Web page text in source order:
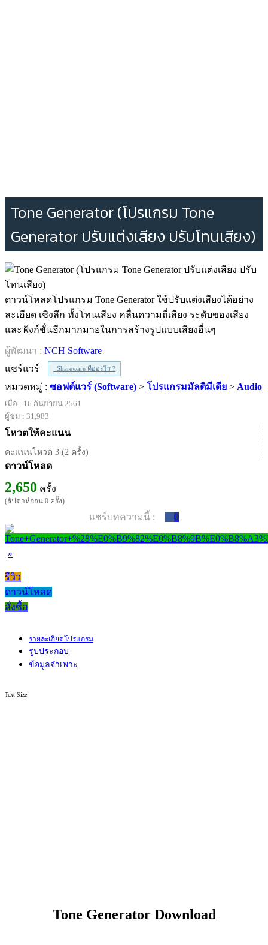
Tone Generator (โปรแกรม Tone
Generator ปรับแต่งเสียง ปรับโทนเสียง)
ดาวน์โหลดโปรแกรม Tone Generator ใช้ปรับแต่งเสียงได้อย่าง
ละเอียด เชิงลึก ทั้งโทนเสียง คลื่นความถี่เสียง ระดับของเสียง
และฟังก์ชั่นอีกมากมายในการสร้างรูปแบบเสียงอื่นๆ
ผู้พัฒนา : NCH Software
แชร์แวร์
Shareware คืออะไร ?
หมวดหมู่ : ซอฟต์แวร์ (Software) > โปรแกรมมัลติมีเดีย > Audio
เมื่อ : 16 กันยายน 2561
ผู้ชม : 31,983
โหวตให้คะแนน
คะแนนโหวต 3 (2 ครั้ง)
ดาวน์โหลด
2,650 ครั้ง
(สัปดาห์ก่อน 0 ครั้ง)
แชร์บทความนี้ : 0
»
รีวิว
ดาวน์โหลด
สั่งซื้อ
รายละเอียดโปรแกรม
รูปประกอบ
ข้อมูลจำเพาะ
Text Size
Tone Generator Download